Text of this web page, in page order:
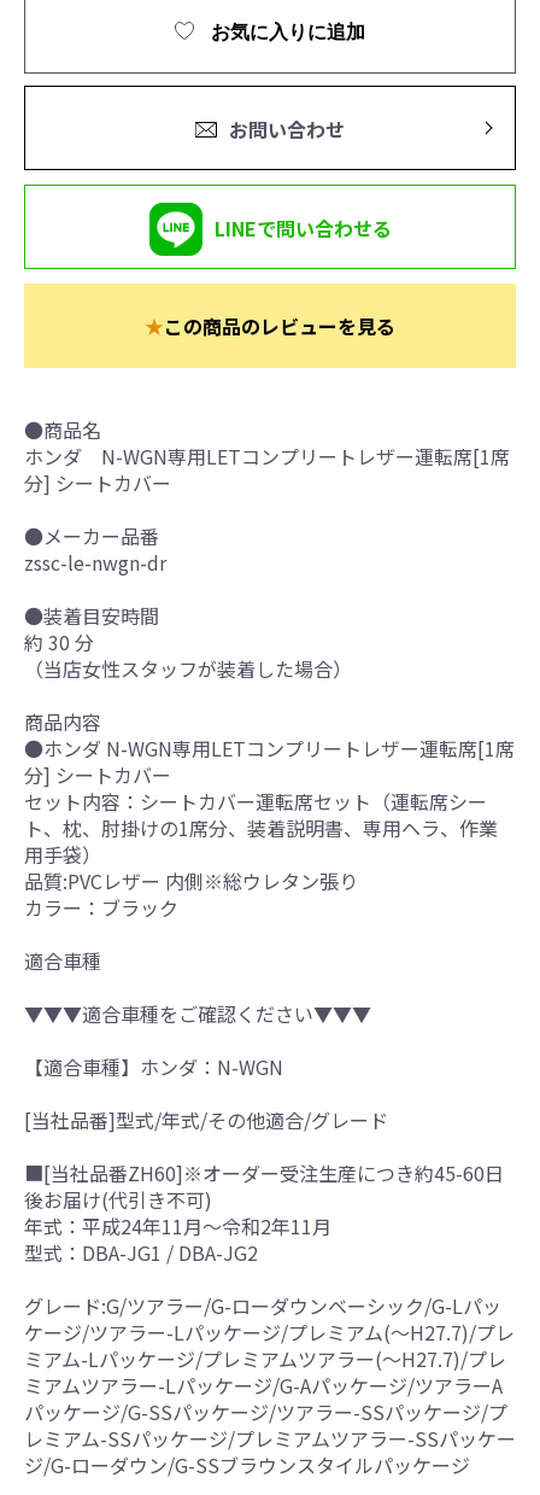
お気に入りに追加
お問い合わせ
LINEで問い合わせる
★この商品のレビューを見る
●商品名
ホンダ N-WGN専用LETコンプリートレザー運転席[1席
分] シートカバー
●メーカー品番
zssc-le-nwgn-dr
●装着目安時間
約 30 分
（当店女性スタッフが装着した場合）
商品内容
●ホンダ N-WGN専用LETコンプリートレザー運転席[1席
分] シートカバー
セット内容：シートカバー運転席セット（運転席シー
ト、枕、肘掛けの1席分、装着説明書、専用ヘラ、作業
用手袋）
品質:PVCレザー 内側※総ウレタン張り
カラー：ブラック
適合車種
▼▼▼適合車種をご確認ください▼▼▼
【適合車種】ホンダ：N-WGN
[当社品番]型式/年式/その他適合/グレード
■[当社品番ZH60]※オーダー受注生産につき約45-60日
後お届け(代引き不可)
年式：平成24年11月～令和2年11月
型式：DBA-JG1 / DBA-JG2
グレード:G/ツアラー/G-ローダウンベーシック/G-Lパッ
ケージ/ツアラー-Lパッケージ/プレミアム(～H27.7)/プレ
ミアム-Lパッケージ/プレミアムツアラー(～H27.7)/プレ
ミアムツアラー-Lパッケージ/G-Aパッケージ/ツアラーA
パッケージ/G-SSパッケージ/ツアラー-SSパッケージ/プ
レミアム-SSパッケージ/プレミアムツアラー-SSパッケー
ジ/G-ローダウン/G-SSブラウンスタイルパッケージ